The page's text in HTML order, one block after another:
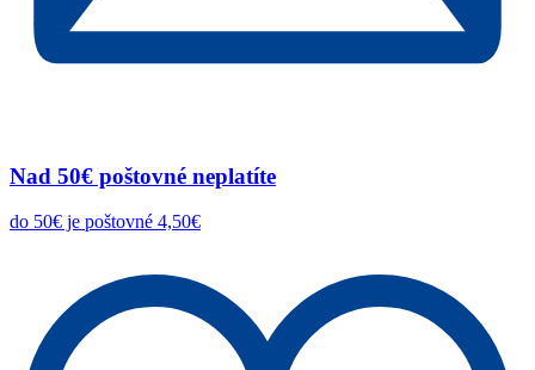
Nad 50€ poštovné neplatíte
do 50€ je poštovné 4,50€